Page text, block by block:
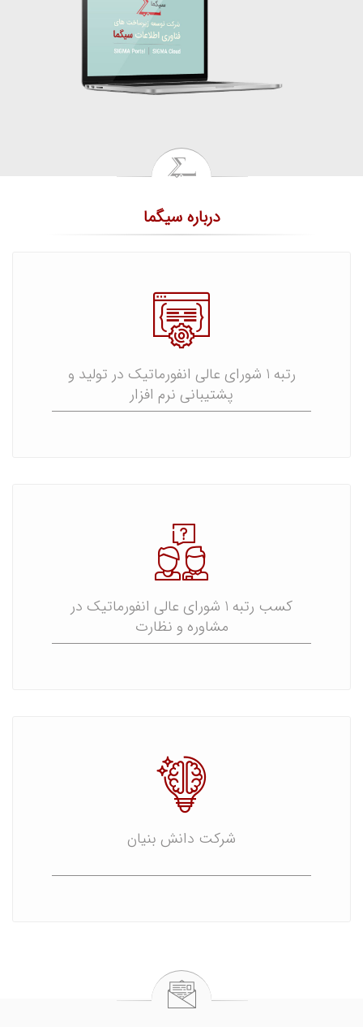
درباره سیگما
رتبه 1 شورای عالی انفورماتیک در تولید و
پشتیبانی نرم افزار
کسب رتبه 1 شورای عالی انفورماتیک در
مشاوره و نظارت
شرکت دانش بنیان